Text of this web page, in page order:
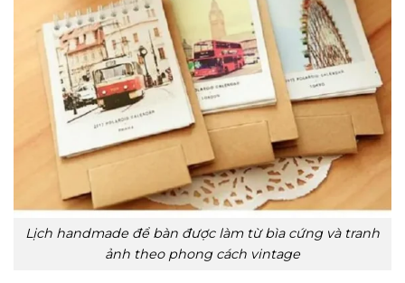
Lịch handmade để bàn được làm từ bìa cứng và tranh
ảnh theo phong cách vintage